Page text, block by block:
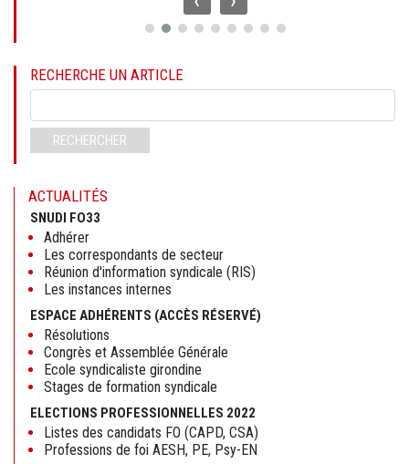
RECHERCHE UN ARTICLE
clés
RECHERCHER
ACTUALITÉS
SNUDI FO33
Adhérer
Les correspondants de secteur
Réunion d'information syndicale (RIS)
Les instances internes
ESPACE ADHÉRENTS (ACCÈS RÉSERVÉ)
Résolutions
Congrès et Assemblée Générale
Ecole syndicaliste girondine
Stages de formation syndicale
ELECTIONS PROFESSIONNELLES 2022
Listes des candidats FO (CAPD, CSA)
Professions de foi AESH, PE, Psy-EN